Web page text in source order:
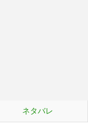
ネタバレ